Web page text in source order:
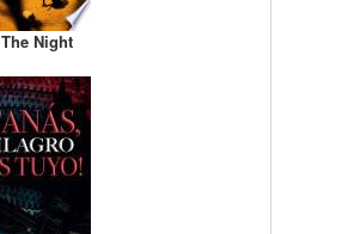
The Night